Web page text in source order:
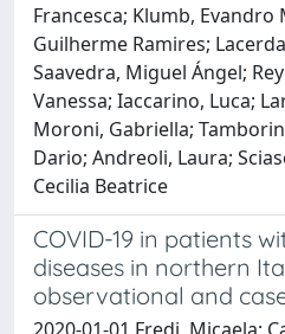
Francesca; Klumb, Evandro
Guilherme Ramires;
Saavedra, Miguel Ángel;
Vanessa; Iaccarino, Luca;
Moroni, Gabriella;
Dario; Andreoli, Laura;
Cecilia Beatrice
COVID-19 in patients
diseases in northern
observational and